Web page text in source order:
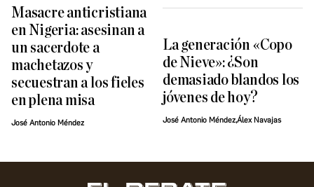
Masacre anticristiana
en Nigeria: asesinan a
un sacerdote a
machetazos y
secuestran a los fieles
en plena misa
José Antonio Méndez
La generación «Copo
de Nieve»: ¿Son
demasiado blandos los
jóvenes de hoy?
José Antonio Méndez,Álex Navajas